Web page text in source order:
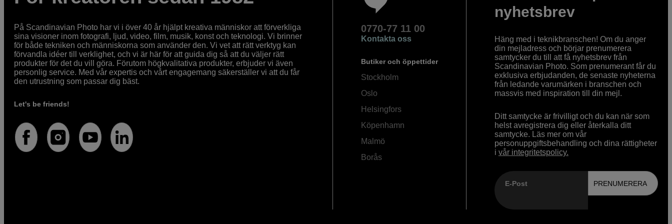
På Scandinavian Photo har vi i över 40 år hjälpt kreativa människor att förverkliga
sina visioner inom fotografi, ljud, video, film, musik, konst och teknologi. Vi brinner
för både tekniken och människorna som använder den. Vi vet att rätt verktyg kan
förvandla idéer till verklighet, och vi är här för att guida dig så att du väljer rätt
produkter för det du vill göra. Förutom högkvalitativa produkter, erbjuder vi även
personlig service. Med vår expertis och vårt engagemang säkerställer vi att du får
den utrustning som passar dig bäst.
Let's be friends!
0770-77 11 00
Kontakta oss
Butiker och öppettider
Stockholm
Oslo
Helsingfors
Köpenhamn
Malmö
Borås
nyhetsbrev
Häng med i teknikbranschen! Om du anger
din mejladress och börjar prenumerera
samtycker du till att få nyhetsbrev från
Scandinavian Photo. Som prenumerant får du
exklusiva erbjudanden, de senaste nyheterna
från ledande varumärken i branschen och
massvis med inspiration till din mejl.
Ditt samtycke är frivilligt och du kan när som
helst avregistrera dig eller återkalla ditt
samtycke. Läs mer om vår
personuppgiftsbehandling och dina rättigheter
i vår integritetspolicy.
E-Post PRENUMERERA